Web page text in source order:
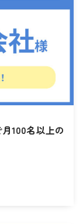
100名以上の